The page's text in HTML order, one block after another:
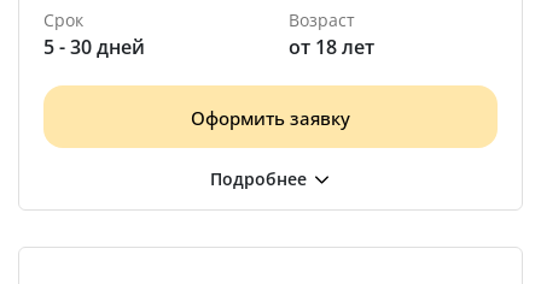
Срок
5 - 30 дней
Возраст
от 18 лет
Оформить заявку